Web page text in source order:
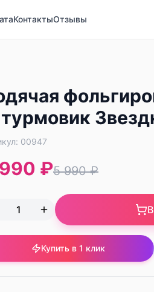
КонтактыОтзывы
00947
₽5 990 ₽
Купить в 1 клик